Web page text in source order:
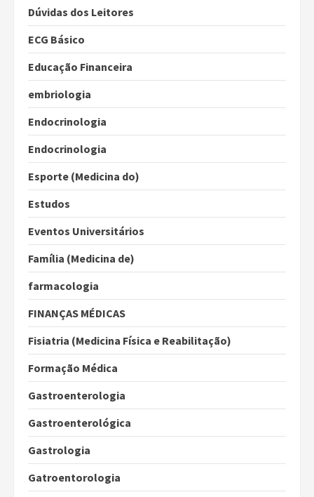
Dúvidas dos Leitores
ECG Básico
Educação Financeira
embriologia
Endocrinologia
Endocrinologia
Esporte (Medicina do)
Estudos
Eventos Universitários
Família (Medicina de)
farmacologia
FINANÇAS MÉDICAS
Fisiatria (Medicina Física e Reabilitação)
Formação Médica
Gastroenterologia
Gastroenterológica
Gastrologia
Gatroentorologia